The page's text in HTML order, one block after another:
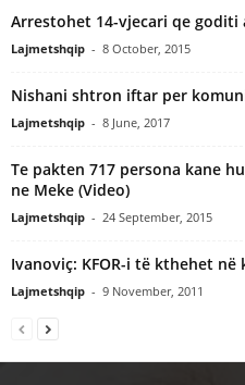
Arrestohet 14-vjecari qe
Lajmetshqip - 8 October, 2015
Nishani shtron iftar per
Lajmetshqip - 8 June, 2017
Te pakten 717 persona kane
ne Meke (Video)
Lajmetshqip - 24 September, 2015
Ivanoviç: KFOR-i të kthehet në
Lajmetshqip - 9 November, 2011